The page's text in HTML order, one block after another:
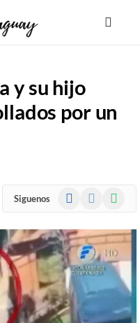
y su hijo
por un
Siguenos Facebook